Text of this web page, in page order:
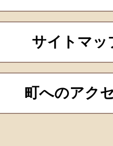
サイトマッ
町へのアク